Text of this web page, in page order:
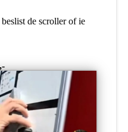
de scroller of ie